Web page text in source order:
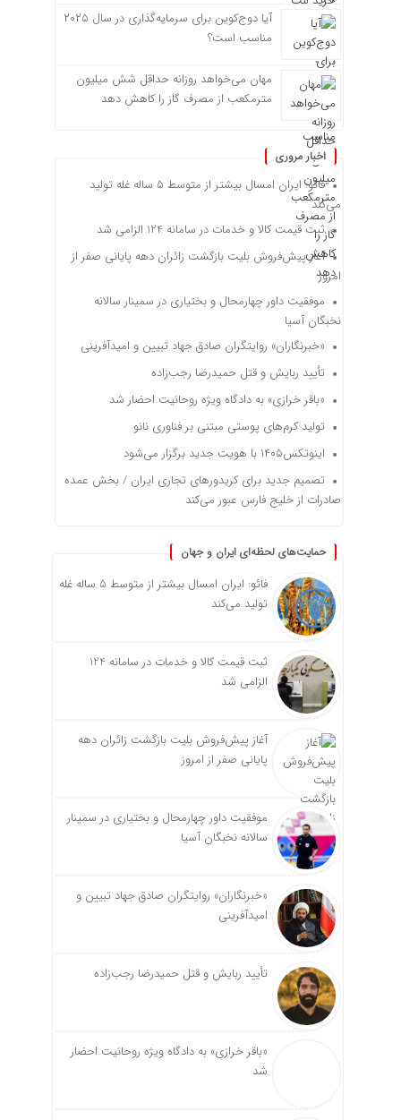
آیا دوج‌کوین برای سرمایه‌گذاری در سال ۲۰۲۵
مناسب است؟
مهان می‌خواهد روزانه حداقل شش میلیون
مترمکعب از مصرف گاز را کاهش دهد
اخبار مروری
فائو: ایران امسال بیشتر از متوسط 5 ساله غله تولید
می‌کند
ثبت قیمت کالا و خدمات در سامانه 124 الزامی شد
آغاز پیش‌فروش بلیت بازگشت زائران دهه پایانی صفر از
امروز
موفقیت داور چهارمحال و بختیاری در سمینار سالانه
نخبگان آسیا
«خبرنگاران» روایتگران صادق جهاد تبیین و امیدآفرینی
تأیید ربایش و قتل حمیدرضا رجب‌زاده
«باقر خرازی» به دادگاه ویژه روحانیت احضار شد
تولید کرم‌های پوستی مبتنی بر فناوری نانو
اینوتکس۱۴۰۵ با هویت جدید برگزار می‌شود
تصمیم جدید برای کریدورهای تجاری ایران / بخش عمده
صادرات از خلیج فارس عبور می‌کند
حمایت‌های لحظه‌ای ایران و جهان
فائو: ایران امسال بیشتر از متوسط 5 ساله غله
تولید می‌کند
ثبت قیمت کالا و خدمات در سامانه 124
الزامی شد
آغاز پیش‌فروش بلیت بازگشت زائران دهه
پایانی صفر از امروز
موفقیت داور چهارمحال و بختیاری در سمینار
سالانه نخبگان آسیا
«خبرنگاران» روایتگران صادق جهاد تبیین و
امیدآفرینی
تأیید ربایش و قتل حمیدرضا رجب‌زاده
«باقر خرازی» به دادگاه ویژه روحانیت احضار
شد